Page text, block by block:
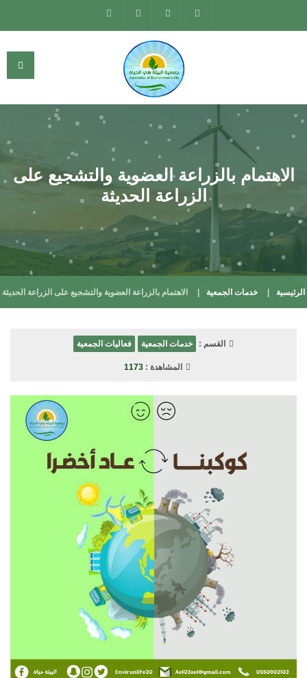
الاهتمام بالزراعة العضوية والتشجيع على
الزراعة الحديثة
الرئيسية خدمات الجمعية الاهتمام بالزراعة العضوية والتشجيع على الزراعة الحديثة
القسم : خدمات الجمعية فعاليات الجمعية
المشاهدة :1173